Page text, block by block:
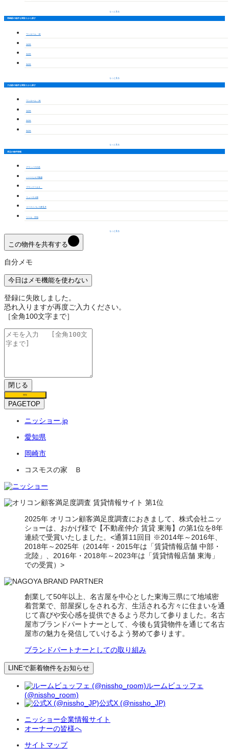
もっと見る
岡崎駅の物件を間取りから探す
ワンルーム・1K
1LDK
2LDK
3LDK
もっと見る
六名駅の物件を間取りから探す
ワンルーム・1K
1LDK
2LDK
3LDK
もっと見る
周辺の物件情報
グランパス日名
ハートヒルズ舳越
プランドールＡ
リューネＡ棟
イーストパレス夢見月
ツール 宮地
もっと見る
この物件を共有する
自分メモ
今日はメモ機能を使わない
登録に失敗しました。
恐れ入りますが再度ご入力ください。
［全角100文字まで］
閉じる
保存
PAGETOP
ニッショー.jp
愛知県
岡崎市
コスモスの家 Ｂ
2025年 オリコン顧客満足度調査におきまして、株式会社ニッ
ショーは、おかげ様で【不動産仲介 賃貸 東海】の第1位を8年
連続で受賞いたしました。<通算11回目 ※2014年～2016年、
2018年～2025年（2014年・2015年は「賃貸情報店舗 中部・
北陸」、2016年・2018年～2023年は「賃貸情報店舗 東海」
での受賞）>
創業して50年以上、名古屋を中心とした東海三県にて地域密
着営業で、部屋探しをされる方、生活される方々に住まいを通
じて喜びや安心感を提供できるよう尽力して参りました。名古
屋市ブランドパートナーとして、今後も賃貸物件を通じて名古
屋市の魅力を発信していけるよう努めて参ります。
ブランドパートナーとしての取り組み
LINEで新着物件をお知らせ
ルームビュッフェ
(@nissho_room)
公式X (@nissho_JP)
ニッショー企業情報サイト
オーナーの皆様へ
サイトマップ